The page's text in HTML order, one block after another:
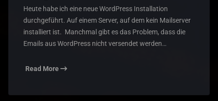
Heute habe ich eine neue WordPress Installation
durchgeführt. Auf einem Server, auf dem kein Mailserver
installiert ist. Manchmal gibt es das Problem, dass die
Emails aus WordPress nicht versendet werden…
Read More